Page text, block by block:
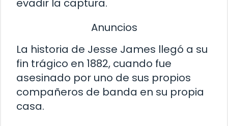
evadir la captura.
Anuncios
La historia de Jesse James llegó a su
fin trágico en 1882, cuando fue
asesinado por uno de sus propios
compañeros de banda en su propia
casa.